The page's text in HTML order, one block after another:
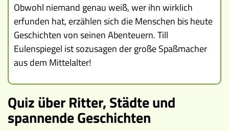
Obwohl niemand genau weiß, wer ihn wirklich
erfunden hat, erzählen sich die Menschen bis heute
Geschichten von seinen Abenteuern. Till
Eulenspiegel ist sozusagen der große Spaßmacher
aus dem Mittelalter!
Quiz über Ritter, Städte und
spannende Geschichten